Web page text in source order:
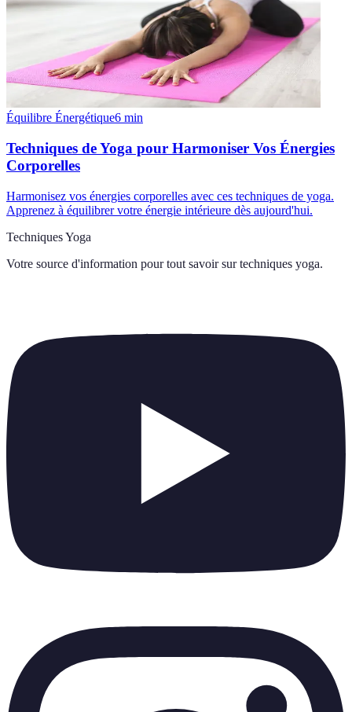
Équilibre Énergétique6 min
Techniques de Yoga pour Harmoniser Vos Énergies
Corporelles
Harmonisez vos énergies corporelles avec ces techniques de yoga.
Apprenez à équilibrer votre énergie intérieure dès aujourd'hui.
Techniques Yoga
Votre source d'information pour tout savoir sur techniques yoga.